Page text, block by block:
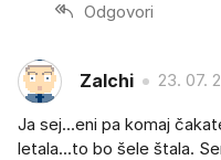
Odgovori
Zalchi 23. 07.
Ja sej...eni pa komaj
letala...to bo šele štala.